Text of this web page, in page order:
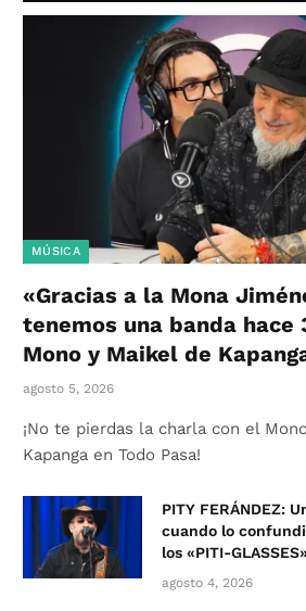
MÚSICA
«Gracias a la Mona
tenemos una banda hace
Mono y Maikel de
agosto 5, 2026
¡No te pierdas la charla con el
Kapanga en Todo Pasa!
PITY FERÁNDEZ:
cuando lo
los «PITI-
agosto 4, 2026